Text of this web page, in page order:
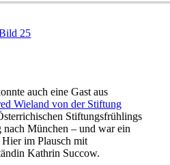
auch eine Gast aus
Wieland von der Stiftung
Stiftungsfrühlings
München – und war ein
Hier im Plausch mit
Kathrin Succow.